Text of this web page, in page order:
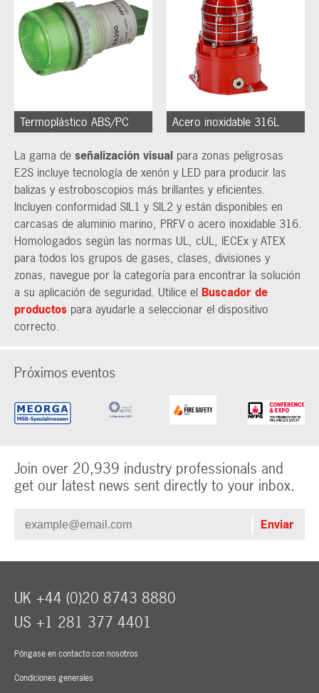
Termoplástico ABS/PC Acero inoxidable 316L
La gama de señalización visual para zonas peligrosas
E2S incluye tecnología de xenón y LED para producir las
balizas y estroboscopios más brillantes y eficientes.
Incluyen conformidad SIL1 y SIL2 y están disponibles en
carcasas de aluminio marino, PRFV o acero inoxidable 316.
Homologados según las normas UL, cUL, IECEx y ATEX
para todos los grupos de gases, clases, divisiones y
zonas, navegue por la categoría para encontrar la solución
a su aplicación de seguridad. Utilice el Buscador de
productos para ayudarle a seleccionar el dispositivo
correcto.
Próximos eventos
Join over 20,939 industry professionals and
get our latest news sent directly to your inbox.
Póngase en contacto con nosotros
Condiciones generales
UK +44 (0)20 8743 8880
US +1 281 377 4401